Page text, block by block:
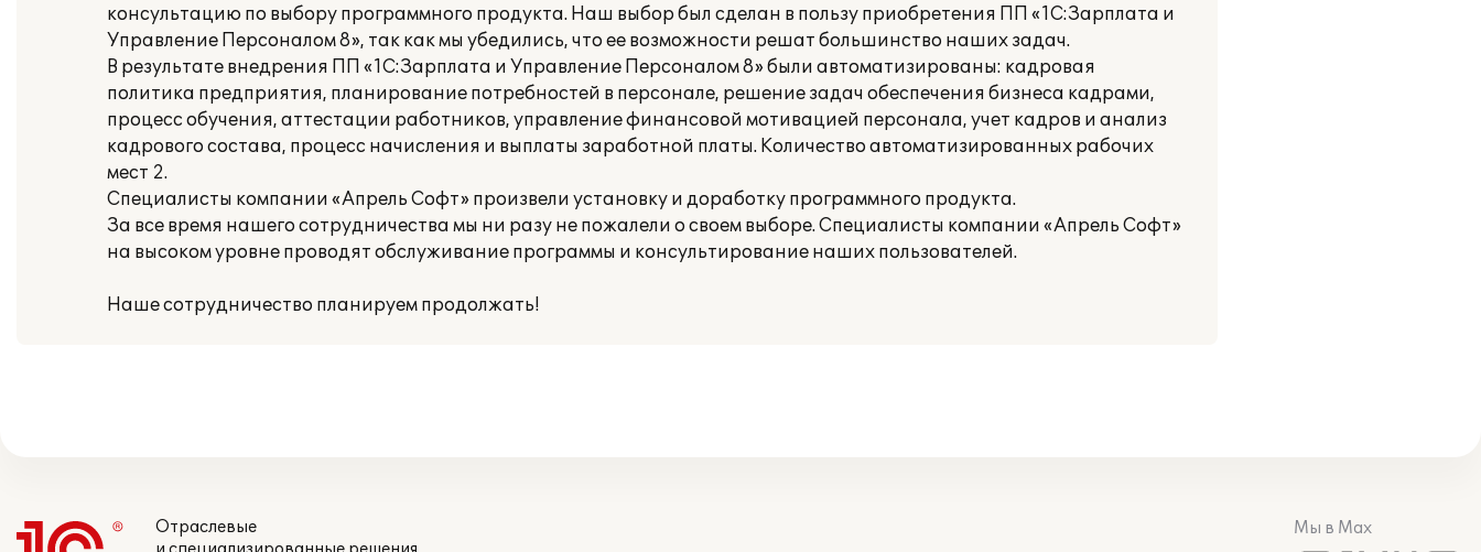
консультацию по выбору программного продукта. Наш выбор был сделан в пользу приобретения ПП «1С:Зарплата и
Управление Персоналом 8», так как мы убедились, что ее возможности решат большинство наших задач.
В результате внедрения ПП «1С:Зарплата и Управление Персоналом 8» были автоматизированы: кадровая
политика предприятия, планирование потребностей в персонале, решение задач обеспечения бизнеса кадрами,
процесс обучения, аттестации работников, управление финансовой мотивацией персонала, учет кадров и анализ
кадрового состава, процесс начисления и выплаты заработной платы. Количество автоматизированных рабочих
мест 2.
Специалисты компании «Апрель Софт» произвели установку и доработку программного продукта.
За все время нашего сотрудничества мы ни разу не пожалели о своем выборе. Специалисты компании «Апрель Софт»
на высоком уровне проводят обслуживание программы и консультирование наших пользователей.
Наше сотрудничество планируем продолжать!
Отраслевые
Мы в Max